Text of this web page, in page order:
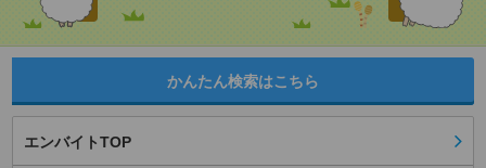
かんたん検索はこちら
エンバイトTOP